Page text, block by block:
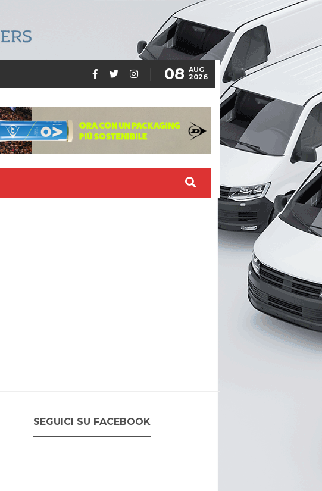
08 AUG
2026
SEGUICI SU FACEBOOK